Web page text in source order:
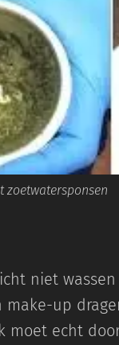
zoetwatersponsen
niet
up
moet echt